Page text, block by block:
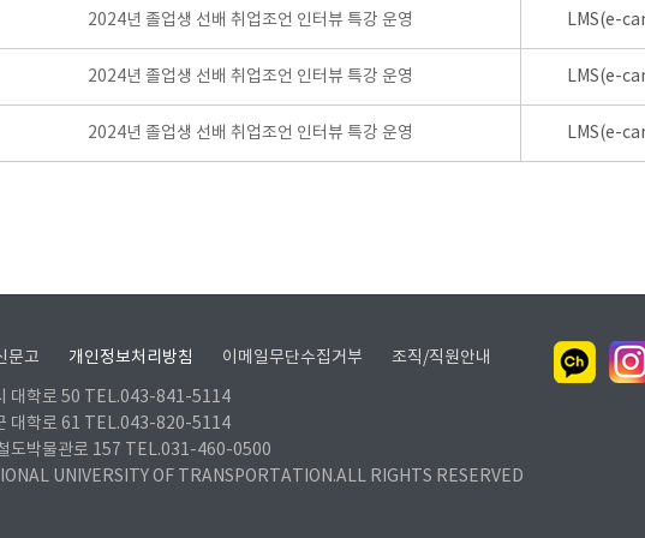
2024년 졸업생 선배 취업조언 인터뷰 특강 운영 LMS(e-
2024년 졸업생 선배 취업조언 인터뷰 특강 운영 LMS(e-
2024년 졸업생 선배 취업조언 인터뷰 특강 운영 LMS(e-
문고 개인정보처리방침 이메일무단수집거부 조직/직원안내
대학로 50 TEL.043-841-5114
대학로 61 TEL.043-820-5114
도박물관로 157 TEL.031-460-0500
UNIVERSITY OF TRANSPORTATION.ALL RIGHTS RESERVED